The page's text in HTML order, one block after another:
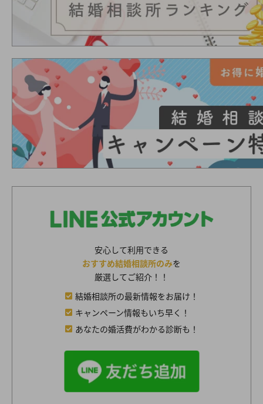
安心して利用できる
おすすめ結婚相談所のみを
厳選してご紹介！！
結婚相談所の最新情報をお届け！
キャンペーン情報もいち早く！
あなたの婚活費がわかる診断も！